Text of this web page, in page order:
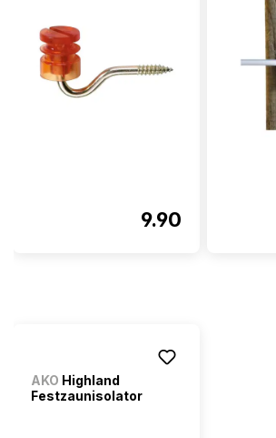
9.90
AKO Highland
Festzaunisolator